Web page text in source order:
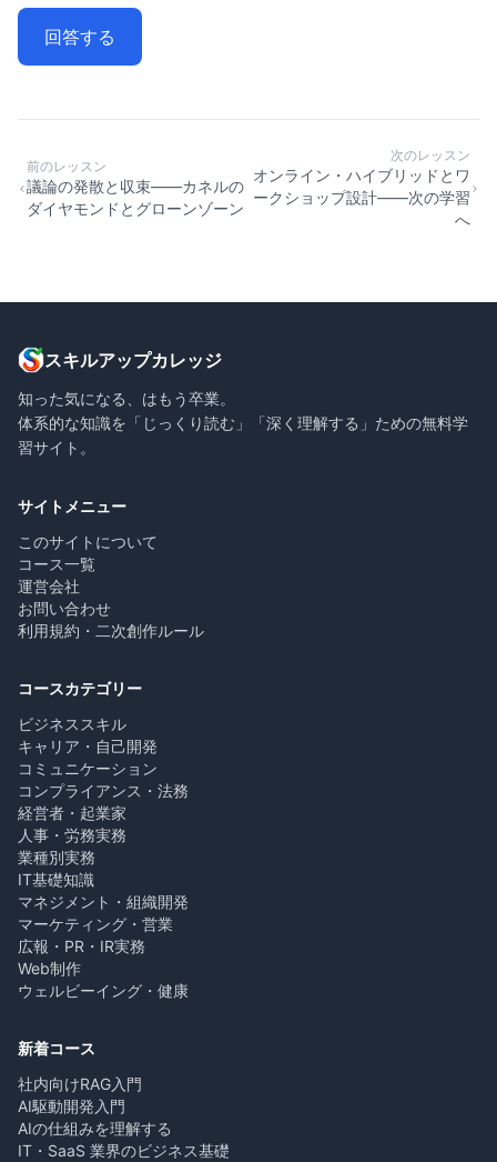
回答する
前のレッスン
議論の発散と収束——カネルの
ダイヤモンドとグローンゾーン
次のレッスン
オンライン・ハイブリッドとワ
ークショップ設計——次の学習
へ
スキルアップカレッジ
知った気になる、はもう卒業。
体系的な知識を「じっくり読む」「深く理解する」ための無料学
習サイト。
サイトメニュー
このサイトについて
コース一覧
運営会社
お問い合わせ
利用規約・二次創作ルール
コースカテゴリー
ビジネススキル
キャリア・自己開発
コミュニケーション
コンプライアンス・法務
経営者・起業家
人事・労務実務
業種別実務
IT基礎知識
マネジメント・組織開発
マーケティング・営業
広報・PR・IR実務
Web制作
ウェルビーイング・健康
新着コース
社内向けRAG入門
AI駆動開発入門
AIの仕組みを理解する
IT・SaaS 業界のビジネス基礎